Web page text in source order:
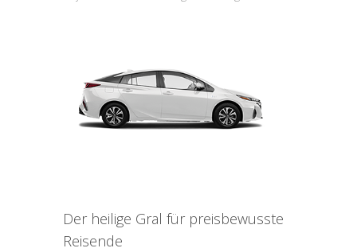
Der heilige Gral für preisbewusste
Reisende